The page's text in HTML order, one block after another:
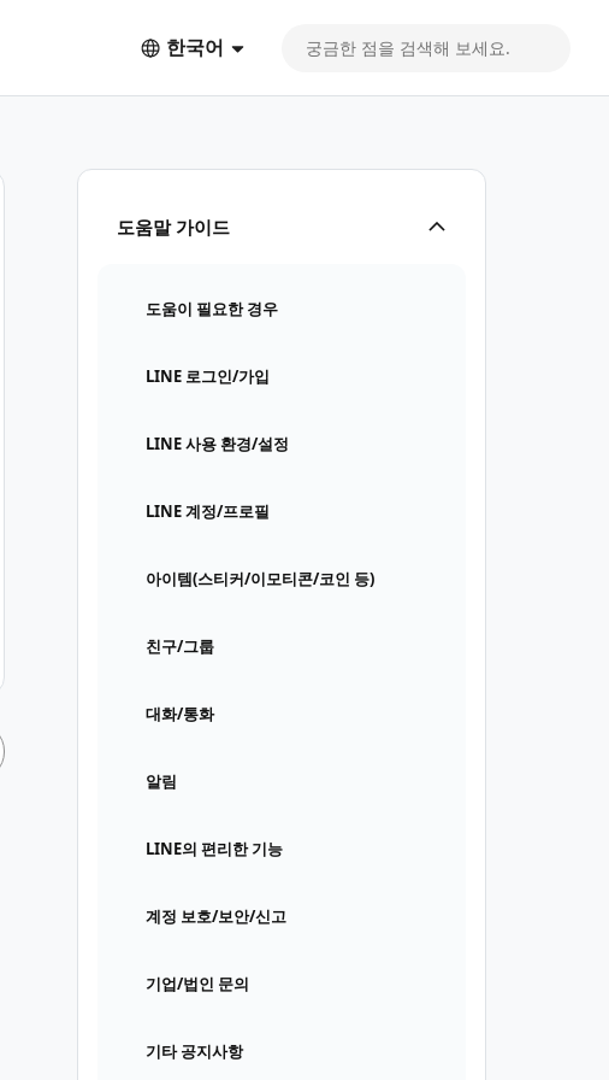
한국어
도움말 가이드
도움이 필요한 경우
LINE 로그인/가입
LINE 사용 환경/설정
LINE 계정/프로필
아이템(스티커/이모티콘/코인 등)
친구/그룹
대화/통화
알림
LINE의 편리한 기능
계정 보호/보안/신고
기업/법인 문의
기타 공지사항